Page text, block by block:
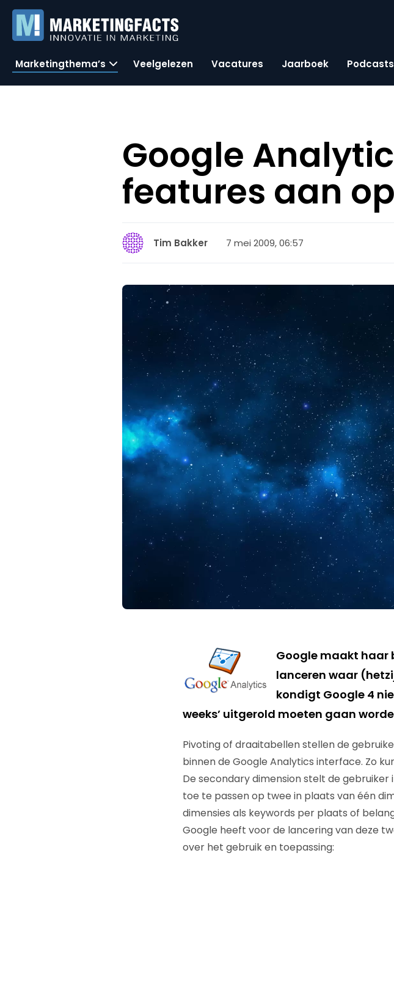
Marketingthema’s Veelgelezen Vacatures Jaarboek Podcasts
Google
features aan
Tim Bakker 7 mei 2009, 06:57
Google maakt haar
lanceren waar
kondigt Google 4
weeks’ uitgerold moeten gaan
Pivoting of draaitabellen stellen de
binnen de Google Analytics interface. Zo
De secondary dimension stelt de
toe te passen op twee in plaats van één
dimensies als keywords per plaats of
Google heeft voor de lancering van deze
over het gebruik en toepassing: